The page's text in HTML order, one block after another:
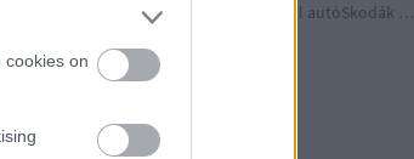
cookies on
Időutazás a szocreál autóSkodák világába